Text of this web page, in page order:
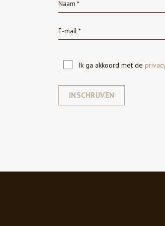
Ik ga akkoord met de
INSCHRIJVEN